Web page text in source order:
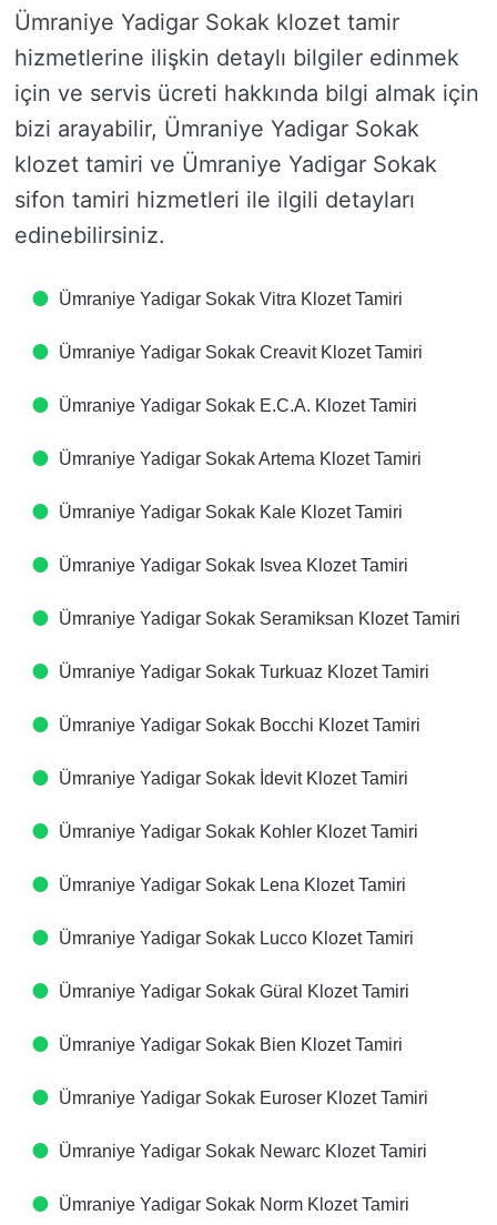
Ümraniye Yadigar Sokak klozet tamir
hizmetlerine ilişkin detaylı bilgiler edinmek
için ve servis ücreti hakkında bilgi almak için
bizi arayabilir, Ümraniye Yadigar Sokak
klozet tamiri ve Ümraniye Yadigar Sokak
sifon tamiri hizmetleri ile ilgili detayları
edinebilirsiniz.
Ümraniye Yadigar Sokak Vitra Klozet Tamiri
Ümraniye Yadigar Sokak Creavit Klozet Tamiri
Ümraniye Yadigar Sokak E.C.A. Klozet Tamiri
Ümraniye Yadigar Sokak Artema Klozet Tamiri
Ümraniye Yadigar Sokak Kale Klozet Tamiri
Ümraniye Yadigar Sokak Isvea Klozet Tamiri
Ümraniye Yadigar Sokak Seramiksan Klozet Tamiri
Ümraniye Yadigar Sokak Turkuaz Klozet Tamiri
Ümraniye Yadigar Sokak Bocchi Klozet Tamiri
Ümraniye Yadigar Sokak İdevit Klozet Tamiri
Ümraniye Yadigar Sokak Kohler Klozet Tamiri
Ümraniye Yadigar Sokak Lena Klozet Tamiri
Ümraniye Yadigar Sokak Lucco Klozet Tamiri
Ümraniye Yadigar Sokak Güral Klozet Tamiri
Ümraniye Yadigar Sokak Bien Klozet Tamiri
Ümraniye Yadigar Sokak Euroser Klozet Tamiri
Ümraniye Yadigar Sokak Newarc Klozet Tamiri
Ümraniye Yadigar Sokak Norm Klozet Tamiri